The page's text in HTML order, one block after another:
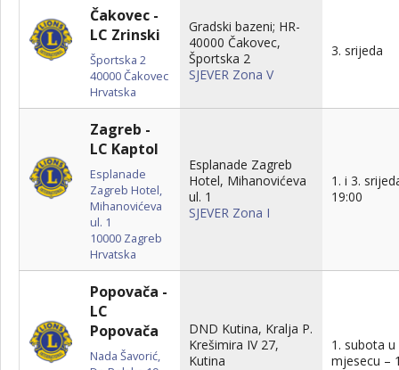
Čakovec -
LC Zrinski
Športska 2
40000Čakovec
Hrvatska
Gradski bazeni; HR-
40000 Čakovec,
Športska 2
SJEVER Zona V
3. srijeda
Zagreb -
LC Kaptol
Esplanade
Zagreb Hotel,
Mihanovićeva
ul. 1
10000 Zagreb
Hrvatska
Esplanade Zagreb
Hotel, Mihanovićeva
ul. 1
SJEVER Zona I
1. i 3.
19:00
Popovača -
LC
Popovača
Nada Šavorić,
DND Kutina, Kralja P.
Krešimira IV 27,
Kutina
1. subota u
mjesecu –